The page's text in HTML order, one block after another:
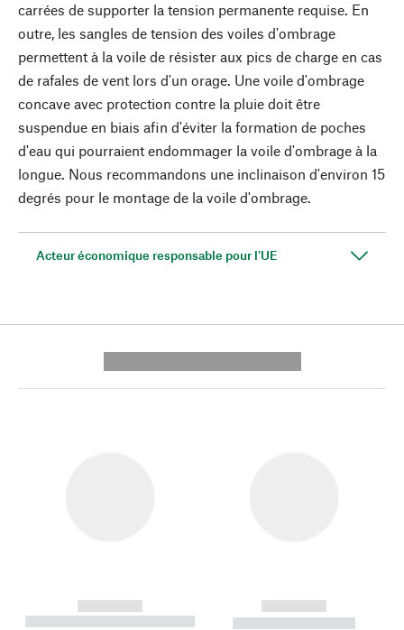
carrées de supporter la tension permanente requise. En
outre, les sangles de tension des voiles d'ombrage
permettent à la voile de résister aux pics de charge en cas
de rafales de vent lors d'un orage. Une voile d'ombrage
concave avec protection contre la pluie doit être
suspendue en biais afin d'éviter la formation de poches
d'eau qui pourraient endommager la voile d'ombrage à la
longue. Nous recommandons une inclinaison d'environ 15
degrés pour le montage de la voile d'ombrage.
Acteur économique responsable pour l'UE
------------
----------- ----------- --------
------------
----------- -----------